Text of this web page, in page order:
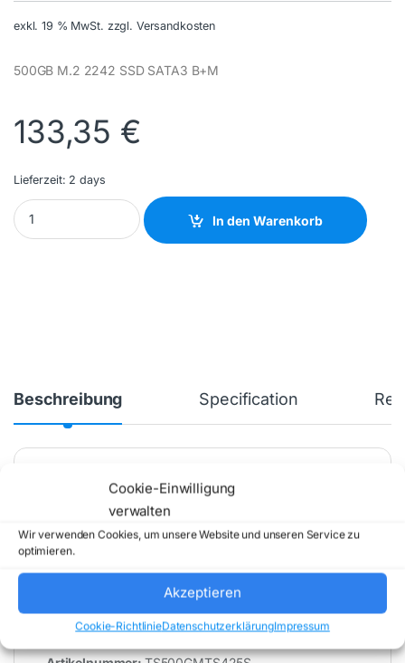
Cookie-Einwilligung
verwalten
Wir verwenden Cookies, um unsere Website und unseren Service zu
optimieren.
Akzeptieren
Cookie-RichtlinieDatenschutzerklärungImpressum
exkl. 19 % MwSt. zzgl. Versandkosten
500GB M.2 2242 SSD SATA3 B+M
133,35 €
Lieferzeit: 2 days
TRANSCEND - TS500GMTS425S - NEW quantity
In den Warenkorb
Beschreibung Specification
* Für Fehler im Datenblatt übernimmt (buy-net.de)
Comstex GmbH & Co. KG keine Haftung (
202607300000 )